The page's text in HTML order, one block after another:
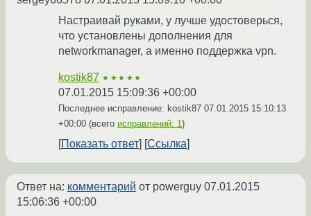
Настраивай руками, у лучше удостоверься,
что установлены дополнения для
networkmanager, а именно поддержка vpn.
kostik87 ★★★★★
07.01.2015 15:09:36 +00:00
Последнее исправление: kostik87 07.01.2015 15:10:13
+00:00 (всего исправлений: 1)
Показать ответ Ссылка
Ответ на: комментарий от powerguy 07.01.2015
15:06:36 +00:00